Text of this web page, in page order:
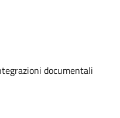
documentali